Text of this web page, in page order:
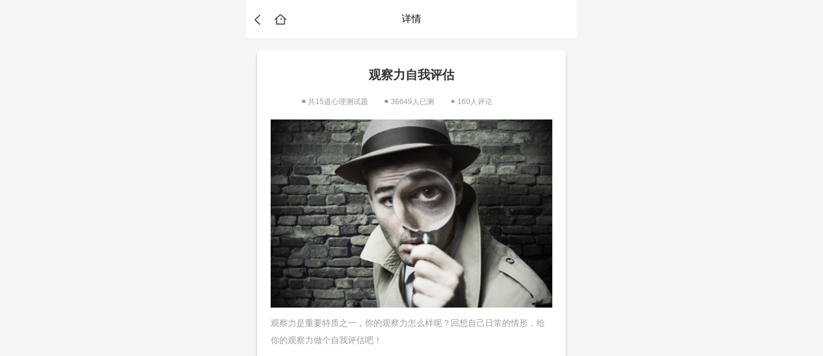
详情
观察力自我评估
共15道心理测试题 36649人已测 160人评论
观察力是重要特质之一，你的观察力怎么样呢？回想自己日常的情形，给
你的观察力做个自我评估吧！